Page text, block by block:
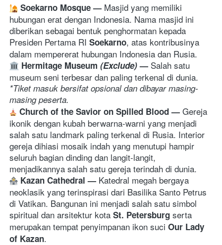
Soekarno Mosque — Masjid yang memiliki
hubungan erat dengan Indonesia. Nama masjid ini
diberikan sebagai bentuk penghormatan kepada
Presiden Pertama RI Soekarno, atas kontribusinya
dalam mempererat hubungan Indonesia dan Rusia.
Hermitage Museum (Exclude) — Salah satu
museum seni terbesar dan paling terkenal di dunia.
*Tiket masuk bersifat opsional dan dibayar masing-
masing peserta.
Church of the Savior on Spilled Blood — Gereja
ikonik dengan kubah berwarna-warni yang menjadi
salah satu landmark paling terkenal di Rusia. Interior
gereja dihiasi mosaik indah yang menutupi hampir
seluruh bagian dinding dan langit-langit,
menjadikannya salah satu gereja terindah di dunia.
Kazan Cathedral — Katedral megah bergaya
neoklasik yang terinspirasi dari Basilika Santo Petrus
di Vatikan. Bangunan ini menjadi salah satu simbol
spiritual dan arsitektur kota St. Petersburg serta
merupakan tempat penyimpanan ikon suci Our Lady
of Kazan.